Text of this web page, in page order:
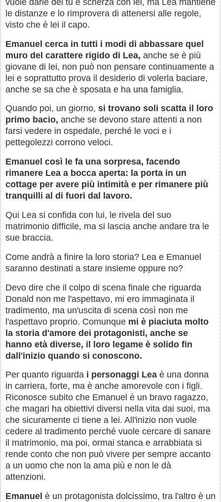
le distanze e lo rimprovera di attenersi alle regole,
visto che è lei il capo.
Emanuel cerca in tutti i modi di abbassare quel
muro del carattere rigido di Lea, anche se è più
giovane di lei, non può non pensare continuamente a
lei e soprattutto prova il desiderio di volerla baciare,
anche se sa che è sposata e ha una famiglia.
Quando poi, un giorno, si trovano soli scatta il loro
primo bacio, anche se devono stare attenti a non
farsi vedere in ospedale, perché le voci e i
pettegolezzi corrono veloci.
Emanuel così le fa una sorpresa, facendo
rimanere Lea a bocca aperta: la porta in un
cottage per avere più intimità e per rimanere più
tranquilli al di fuori dal lavoro.
Qui Lea si confida con lui, le rivela del suo
matrimonio difficile, ma si lascia anche andare tra le
sue braccia.
Come andrà a finire la loro storia? Lea e Emanuel
saranno destinati a stare insieme oppure no?
Devo dire che il colpo di scena finale che riguarda
Donald non me l'aspettavo, mi ero immaginata il
tradimento, ma un'uscita di scena così non me
l'aspettavo proprio. Comunque mi è piaciuta molto
la storia d'amore dei protagonisti, anche se
hanno età diverse, il loro legame è solido fin
dall'inizio quando si conoscono.
Per quanto riguarda i personaggi Lea è una donna
in carriera, forte, ma è anche amorevole con i figli.
Riconosce subito che Emanuel è un bravo ragazzo,
che magari ha obiettivi diversi nella vita dai suoi, ma
che sicuramente ci tiene a lei. All'inizio non vuole
cedere al tradimento perché vuole cercare di sanare
il matrimonio, ma poi, ormai stanca e arrabbiata si
rende conto che non può vivere per sempre accanto
a un uomo che non la ama più e non le dà
attenzioni.
Emanuel è un protagonista dolcissimo, tra l'altro è un